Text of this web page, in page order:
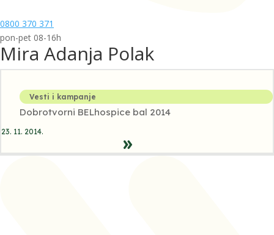
0800 370 371
pon-pet 08-16h
Mira Adanja Polak
Vesti i kampanje
Dobrotvorni BELhospice bal 2014
23. 11. 2014.